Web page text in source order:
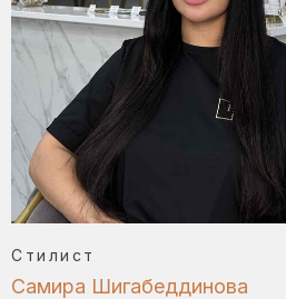
Стилист
Самира Шигабеддинова